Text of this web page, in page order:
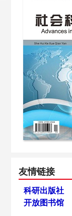
友情链接
科研出版社
开放图书馆